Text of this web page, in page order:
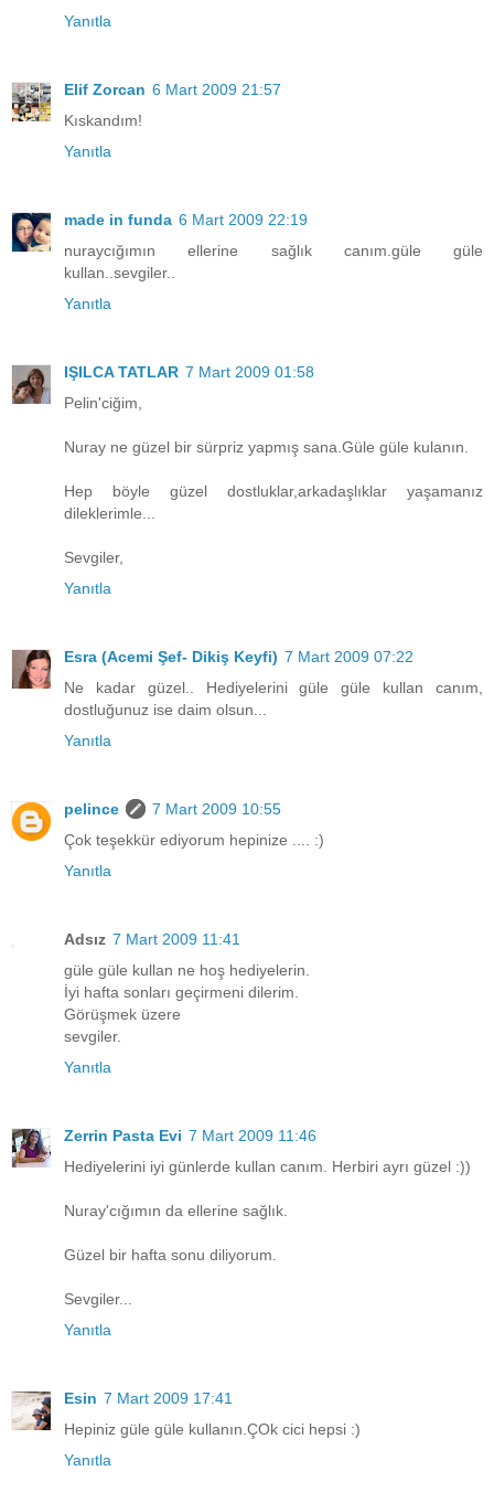
Yanıtla
Elif Zorcan 6 Mart 2009 21:57
Kıskandım!
Yanıtla
made in funda 6 Mart 2009 22:19
nuraycığımın ellerine sağlık canım.güle güle
kullan..sevgiler..
Yanıtla
IŞILCA TATLAR 7 Mart 2009 01:58
Pelin'ciğim,
Nuray ne güzel bir sürpriz yapmış sana.Güle güle kulanın.
Hep böyle güzel dostluklar,arkadaşlıklar yaşamanız
dileklerimle...
Sevgiler,
Yanıtla
Esra (Acemi Şef- Dikiş Keyfi) 7 Mart 2009 07:22
Ne kadar güzel.. Hediyelerini güle güle kullan canım,
dostluğunuz ise daim olsun...
Yanıtla
pelince
7 Mart 2009 10:55
Çok teşekkür ediyorum hepinize .... :)
Yanıtla
Adsız 7 Mart 2009 11:41
güle güle kullan ne hoş hediyelerin.
İyi hafta sonları geçirmeni dilerim.
Görüşmek üzere
sevgiler.
Yanıtla
Zerrin Pasta Evi 7 Mart 2009 11:46
Hediyelerini iyi günlerde kullan canım. Herbiri ayrı güzel :))
Nuray'cığımın da ellerine sağlık.
Güzel bir hafta sonu diliyorum.
Sevgiler...
Yanıtla
Esin 7 Mart 2009 17:41
Hepiniz güle güle kullanın.ÇOk cici hepsi :)
Yanıtla